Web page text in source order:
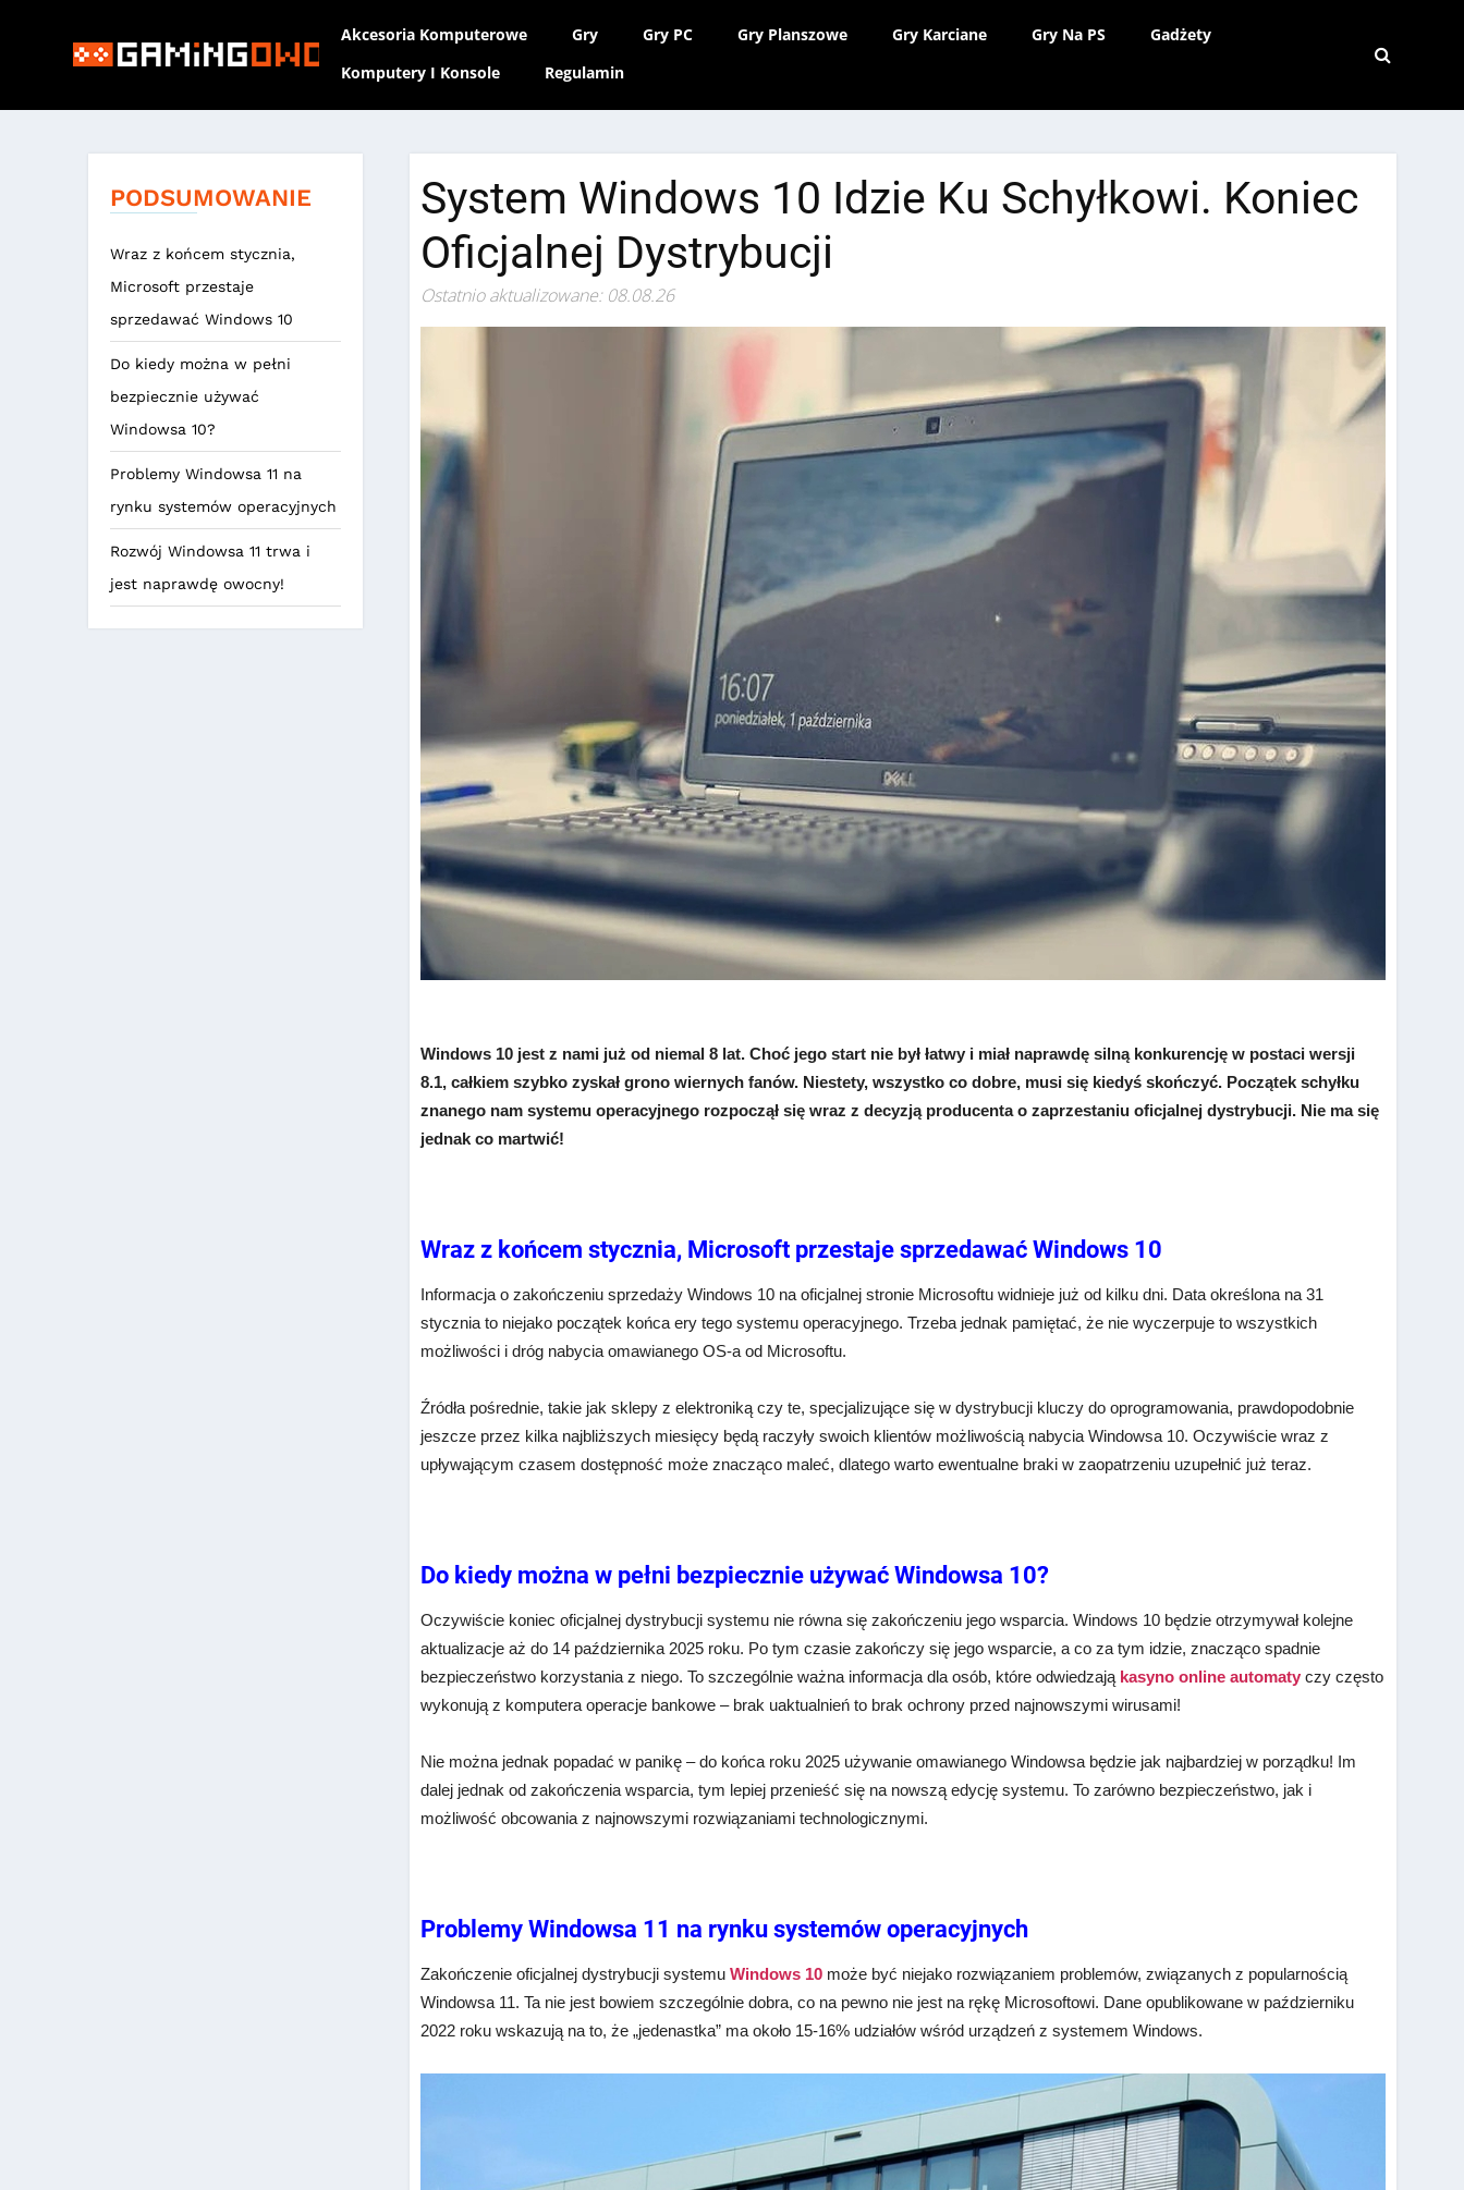
Akcesoria Komputerowe Gry Gry PC Gry Planszowe Gry Karciane Gry Na PS
Gadżety
Komputery I Konsole
Regulamin
PODSUMOWANIE
Wraz z końcem stycznia,
Microsoft przestaje
sprzedawać Windows 10
Do kiedy można w pełni
bezpiecznie używać
Windowsa 10?
Problemy Windowsa 11 na
rynku systemów operacyjnych
Rozwój Windowsa 11 trwa i
jest naprawdę owocny!
System Windows 10 Idzie Ku Schyłkowi. Koniec
Oficjalnej Dystrybucji
Ostatnio aktualizowane: 08.08.26
Windows 10 jest z nami już od niemal 8 lat. Choć jego start nie był łatwy i miał naprawdę silną konkurencję w postaci wersji
8.1, całkiem szybko zyskał grono wiernych fanów. Niestety, wszystko co dobre, musi się kiedyś skończyć. Początek schyłku
znanego nam systemu operacyjnego rozpoczął się wraz z decyzją producenta o zaprzestaniu oficjalnej dystrybucji. Nie ma się
jednak co martwić!
Wraz z końcem stycznia, Microsoft przestaje sprzedawać Windows 10
Informacja o zakończeniu sprzedaży Windows 10 na oficjalnej stronie Microsoftu widnieje już od kilku dni. Data określona na 31
stycznia to niejako początek końca ery tego systemu operacyjnego. Trzeba jednak pamiętać, że nie wyczerpuje to wszystkich
możliwości i dróg nabycia omawianego OS-a od Microsoftu.
Źródła pośrednie, takie jak sklepy z elektroniką czy te, specjalizujące się w dystrybucji kluczy do oprogramowania, prawdopodobnie
jeszcze przez kilka najbliższych miesięcy będą raczyły swoich klientów możliwością nabycia Windowsa 10. Oczywiście wraz z
upływającym czasem dostępność może znacząco maleć, dlatego warto ewentualne braki w zaopatrzeniu uzupełnić już teraz.
Do kiedy można w pełni bezpiecznie używać Windowsa 10?
Oczywiście koniec oficjalnej dystrybucji systemu nie równa się zakończeniu jego wsparcia. Windows 10 będzie otrzymywał kolejne
aktualizacje aż do 14 października 2025 roku. Po tym czasie zakończy się jego wsparcie, a co za tym idzie, znacząco spadnie
bezpieczeństwo korzystania z niego. To szczególnie ważna informacja dla osób, które odwiedzają kasyno online automaty czy często
wykonują z komputera operacje bankowe – brak uaktualnień to brak ochrony przed najnowszymi wirusami!
Nie można jednak popadać w panikę – do końca roku 2025 używanie omawianego Windowsa będzie jak najbardziej w porządku! Im
dalej jednak od zakończenia wsparcia, tym lepiej przenieść się na nowszą edycję systemu. To zarówno bezpieczeństwo, jak i
możliwość obcowania z najnowszymi rozwiązaniami technologicznymi.
Problemy Windowsa 11 na rynku systemów operacyjnych
Zakończenie oficjalnej dystrybucji systemuWindows 10 może być niejako rozwiązaniem problemów, związanych z popularnością
Windowsa 11. Ta nie jest bowiem szczególnie dobra, co na pewno nie jest na rękę Microsoftowi. Dane opublikowane w październiku
2022 roku wskazują na to, że „jedenastka” ma około 15-16% udziałów wśród urządzeń z systemem Windows.